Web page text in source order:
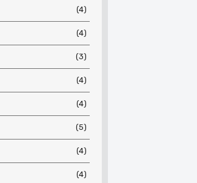
(4)
(4)
(3)
(4)
(4)
(5)
(4)
(4)